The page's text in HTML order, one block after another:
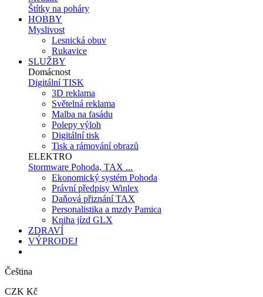
Štítky na poháry
HOBBY
Myslivost
Lesnická obuv
Rukavice
SLUŽBY
Domácnost
Digitální TISK
3D reklama
Světelná reklama
Malba na fasádu
Polepy výloh
Digitální tisk
Tisk a rámování obrazů
ELEKTRO
Stormware Pohoda, TAX ...
Ekonomický systém Pohoda
Právní předpisy Winlex
Daňová přiznání TAX
Personalistika a mzdy Pamica
Kniha jízd GLX
ZDRAVÍ
VÝPRODEJ
Čeština
CZK Kč